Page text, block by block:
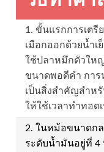
1. ขั้นแรกการเต
เมือกออกด้วยน้ำเ
ใช้ปลาหมึกตัวให
ขนาดพอดีคำ การ
เป็นสิ่งสำคัญสำห
ให้ใช้เวลาทำทอด
2. ในหม้อขนาดก
ระดับน้ำมันอยู่ที่ 4